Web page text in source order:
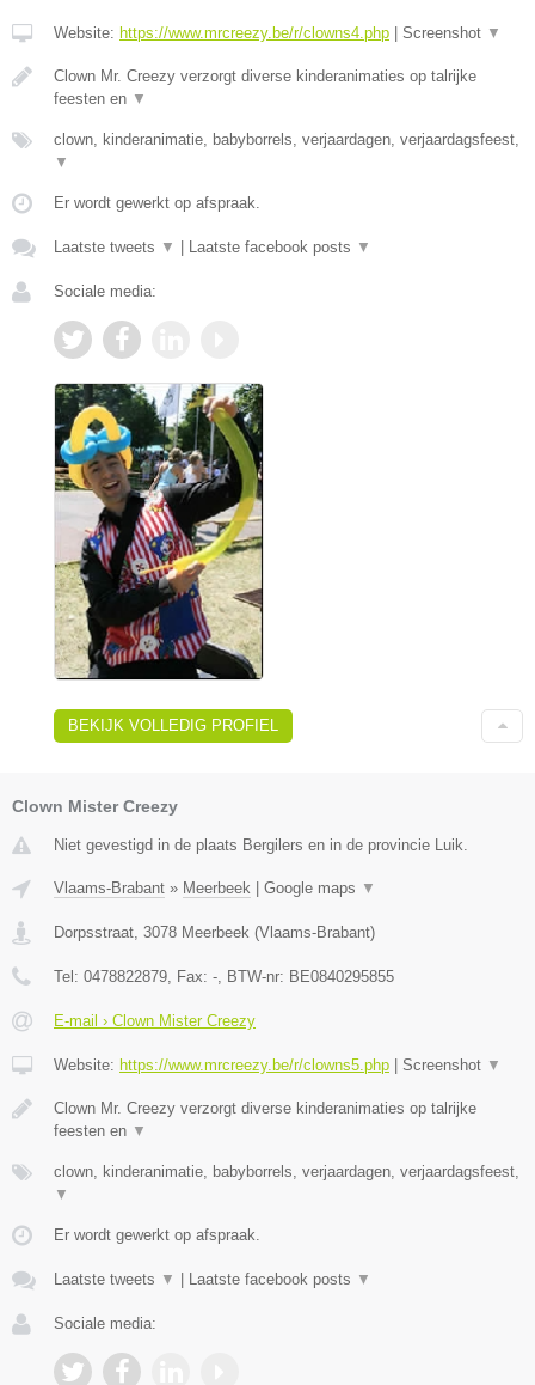
Website: https://www.mrcreezy.be/r/clowns4.php Screenshot ▼
Clown Mr. Creezy verzorgt diverse kinderanimaties op talrijke
feesten en ▼
clown, kinderanimatie, babyborrels, verjaardagen, verjaardagsfeest,
▼
Er wordt gewerkt op afspraak.
Laatste tweets ▼ Laatste facebook posts ▼
Sociale media:
BEKIJK VOLLEDIG PROFIEL
Clown Mister Creezy
Niet gevestigd in de plaats Bergilers en in de provincie Luik.
Vlaams-Brabant » Meerbeek Google maps ▼
Dorpsstraat, 3078 Meerbeek (Vlaams-Brabant)
Tel: 0478822879, Fax: -, BTW-nr: BE0840295855
E-mail › Clown Mister Creezy
Website: https://www.mrcreezy.be/r/clowns5.php Screenshot ▼
Clown Mr. Creezy verzorgt diverse kinderanimaties op talrijke
feesten en ▼
clown, kinderanimatie, babyborrels, verjaardagen, verjaardagsfeest,
▼
Er wordt gewerkt op afspraak.
Laatste tweets ▼ Laatste facebook posts ▼
Sociale media: